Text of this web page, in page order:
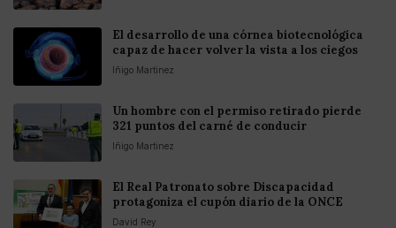
El desarrollo de una córnea biotecnológica
capaz de hacer volver la vista a los ciegos
Iñigo Martinez
Un hombre con el permiso retirado pierde
321 puntos del carné de conducir
Iñigo Martinez
El Real Patronato sobre Discapacidad
protagoniza el cupón diario de la ONCE
David Rey